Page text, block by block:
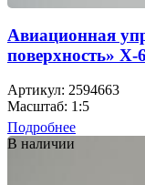
Авиационная
поверхность» Х-
Артикул: 2594663
Масштаб: 1:5
Подробнее
В наличии